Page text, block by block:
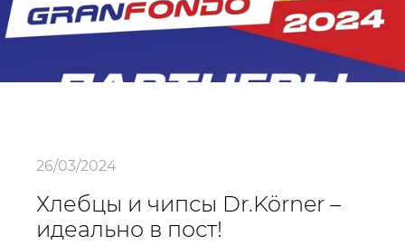
26/03/2024
Хлебцы и чипсы Dr.Körner –
идеально в пост!